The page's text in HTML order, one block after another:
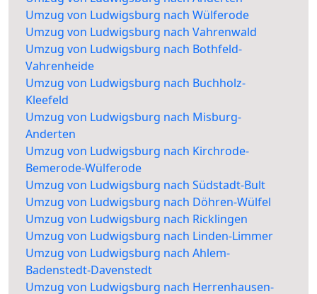
Umzug von Ludwigsburg nach Wülferode
Umzug von Ludwigsburg nach Vahrenwald
Umzug von Ludwigsburg nach Bothfeld-
Vahrenheide
Umzug von Ludwigsburg nach Buchholz-
Kleefeld
Umzug von Ludwigsburg nach Misburg-
Anderten
Umzug von Ludwigsburg nach Kirchrode-
Bemerode-Wülferode
Umzug von Ludwigsburg nach Südstadt-Bult
Umzug von Ludwigsburg nach Döhren-Wülfel
Umzug von Ludwigsburg nach Ricklingen
Umzug von Ludwigsburg nach Linden-Limmer
Umzug von Ludwigsburg nach Ahlem-
Badenstedt-Davenstedt
Umzug von Ludwigsburg nach Herrenhausen-